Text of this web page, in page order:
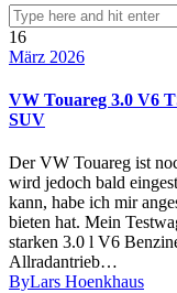
16
März 2026
VW Touareg 3.0 V6
SUV
Der VW Touareg ist
wird jedoch bald
kann, habe ich mir
bieten hat. Mein
starken 3.0 l V6
Allradantrieb…
ByLars Hoenkhaus